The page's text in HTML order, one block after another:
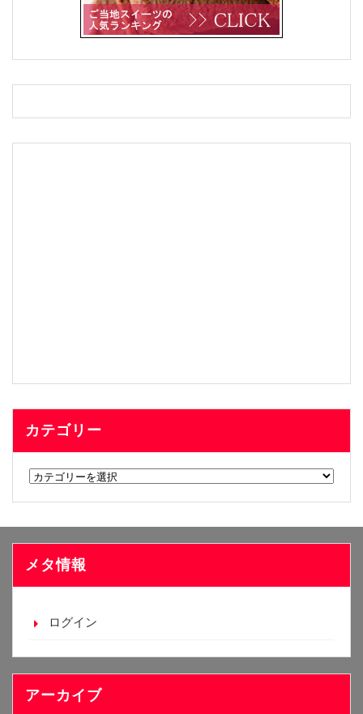
カテゴリー
カ
リ
ー
メタ情報
ログイン
アーカイブ